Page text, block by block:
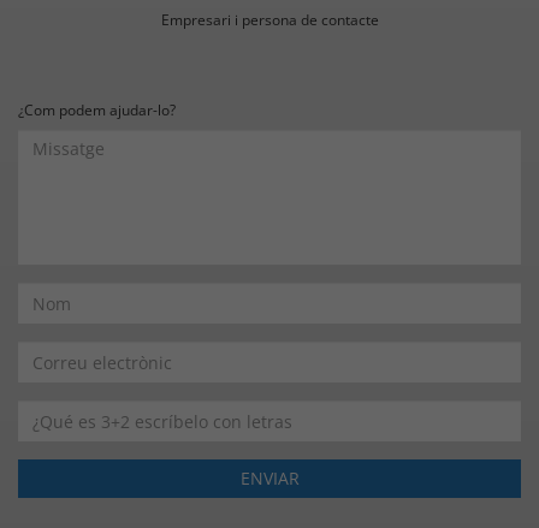
Empresari i persona de contacte
¿Com podem ajudar-lo?